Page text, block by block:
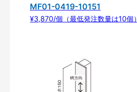
MF01-0419-10151
¥3,870/個（最低発注数量は10個）